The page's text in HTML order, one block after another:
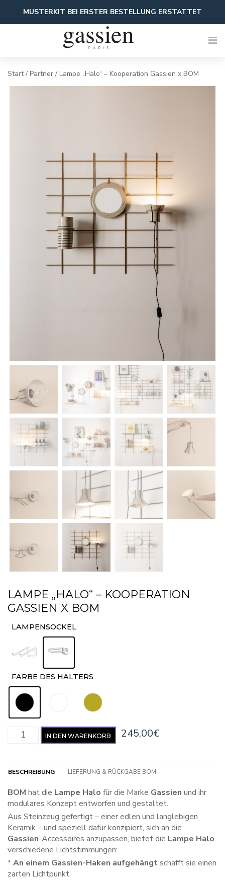
springen
MUSTERKIT BEI ERSTER BESTELLUNG ERSTATTET
Start/ Partner / Lampe „Halo“ – Kooperation Gassien x BOM
LAMPE „HALO“ – KOOPERATION
GASSIEN X BOM
LAMPENSOCKEL
FARBE DES HALTERS
IN DEN WARENKORB 245,00€
BESCHREIBUNG LIEFERUNG & RÜCKGABE BOM
BOM hat die Lampe Halo für die Marke Gassien und ihr
modulares Konzept entworfen und gestaltet.
Aus Steinzeug gefertigt – einer edlen und langlebigen
Keramik – und speziell dafür konzipiert, sich an die
Gassien-Accessoires anzupassen, bietet die Lampe Halo
verschiedene Lichtstimmungen:
*An einem Gassien-Haken aufgehängtschafft sie einen
zarten Lichtpunkt,